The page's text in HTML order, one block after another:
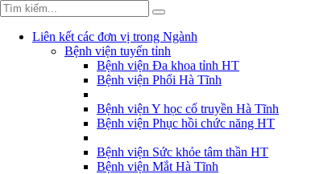
Liên kết các đơn vị trong Ngành
Bệnh viện tuyến tỉnh
Bệnh viện Đa khoa tỉnh HT
Bệnh viện Phổi Hà Tĩnh
Bệnh viện Y học cổ truyền Hà Tĩnh
Bệnh viện Phục hồi chức năng HT
Bệnh viện Sức khỏe tâm thần HT
Bệnh viện Mắt Hà Tĩnh